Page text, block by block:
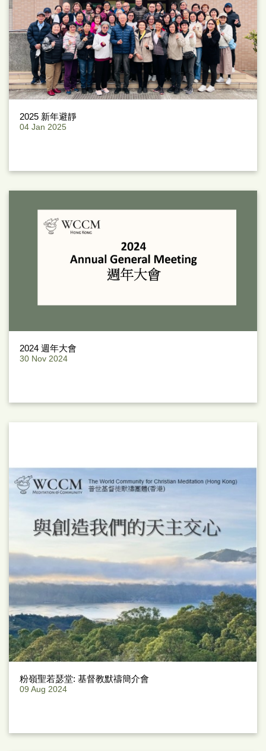
2025 新年避靜
04 Jan 2025
2024 週年大會
30 Nov 2024
粉嶺聖若瑟堂: 基督教默禱簡介會
09 Aug 2024